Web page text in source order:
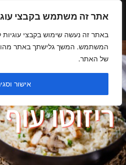
אתר זה משתמש בקבצי
באתר זה נעשה שימוש בקבצי עוגיות
המשתמש. המשך גלישתך באתר
של האתר.
אישור
ריזוטו